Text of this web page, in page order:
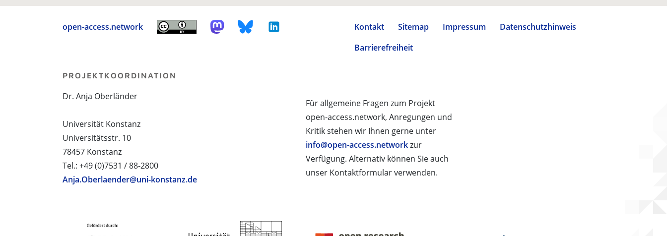
open-access.network Kontakt Sitemap Impressum
Datenschutzhinweis
Barrierefreiheit
Für allgemeine Fragen zum Projekt
open-access.network, Anregungen und
Kritik stehen wir Ihnen gerne unter
info@open-access.networkzur
Verfügung. Alternativ können Sie auch
unser Kontaktformular verwenden.
PROJEKTKOORDINATION
Dr. Anja Oberländer
Universität Konstanz
Universitätsstr. 10
78457 Konstanz
Tel.: +49 (0)7531 / 88-2800
Anja.Oberlaender@uni-konstanz.de